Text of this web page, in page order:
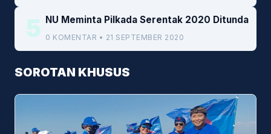
5 NU Meminta Pilkada Serentak 2020 Ditunda
0 KOMENTAR • 21 SEPTEMBER 2020
SOROTAN KHUSUS